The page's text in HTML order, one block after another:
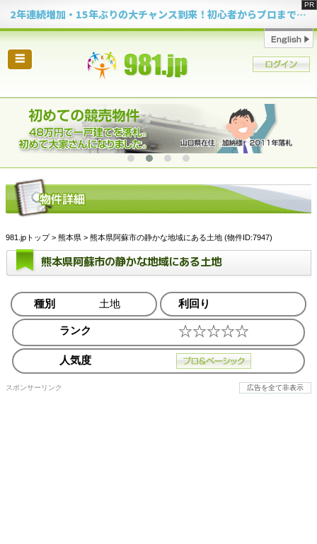
2年連続増加・15年ぶりの大チャンス到来！初心者からプロまで網羅する「競売不動産・超実践投資セミナー」♦神奈川県 横浜 in 神奈川
☰
981.jpトップ> 熊本県 > 熊本県阿蘇市の静かな地域にある土地 (物件ID:7947)
熊本県阿蘇市の静かな地域にある土地
種別 土地 利回り
ランク
人気度
スポンサーリンク 広告を全て非表示